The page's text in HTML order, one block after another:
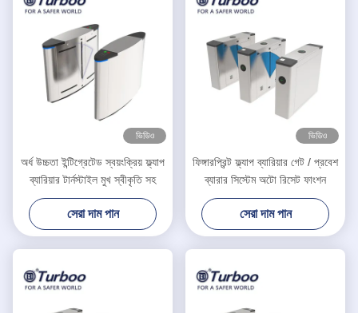
ভিডিও
অর্ধ উচ্চতা ইন্টিগ্রেটেড স্বয়ংক্রিয় ফ্ল্যাপ
ব্যারিয়ার টার্নস্টাইল মুখ স্বীকৃতি সহ
সেরা দাম পান
ভিডিও
ফিঙ্গারপ্রিন্ট ফ্ল্যাপ ব্যারিয়ার গেট / প্রবেশ
ব্যারার সিস্টেম অটো রিসেট ফাংশন
সেরা দাম পান